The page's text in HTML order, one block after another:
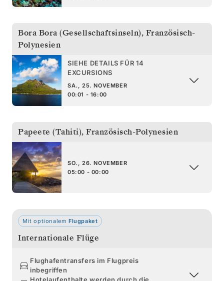
Bora Bora (Gesellschaftsinseln), Französisch-
Polynesien
SIEHE DETAILS FÜR 14
EXCURSIONS
SA., 25. NOVEMBER
00:01 - 16:00
Papeete (Tahiti), Französisch-Polynesien
SO., 26. NOVEMBER
05:00 - 00:00
Mit optionalem Flugpaket
Internationale Flüge
Flughafentransfers im Flugpreis
inbegriffen
Hotelaufenthalte werden durch die